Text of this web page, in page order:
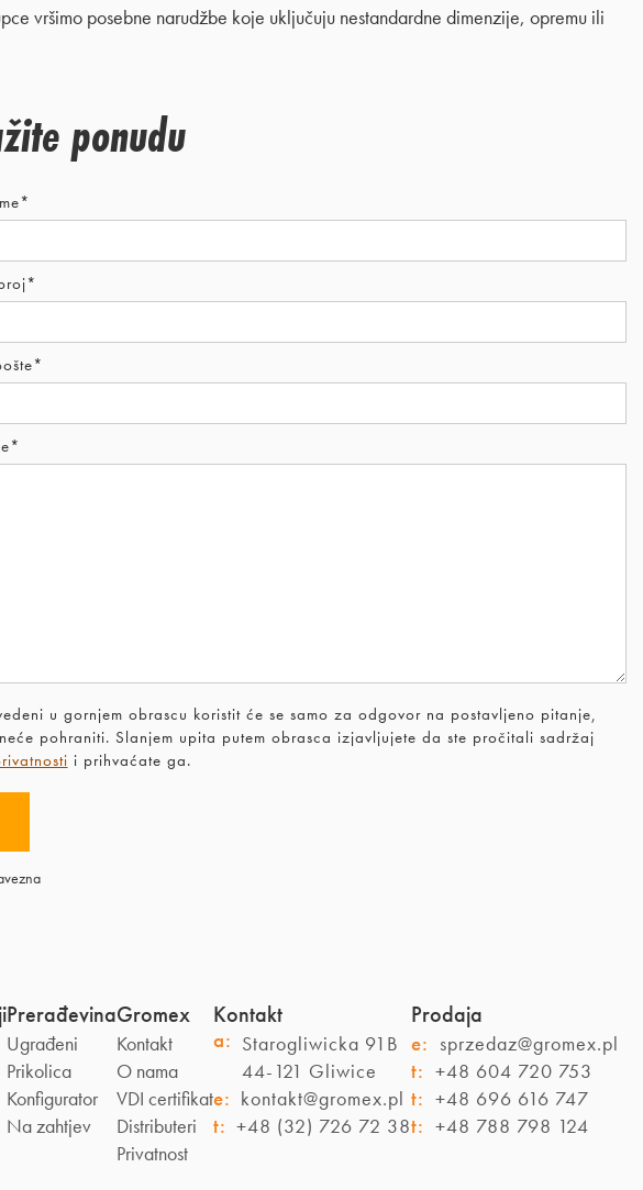
vršimo posebne narudžbe koje uključuju nestandardne dimenzije, opremu ili
ponudu
u gornjem obrascu koristit će se samo za odgovor na postavljeno pitanje,
pohraniti. Slanjem upita putem obrasca izjavljujete da ste pročitali sadržaj
i prihvaćate ga.
Prerađevina
Ugrađeni
Prikolica
Konfigurator
Na zahtjev
Gromex
Kontakt
O nama
VDI certifikat
Distributeri
Privatnost
Kontakt
a: Starogliwicka 91B
44-121 Gliwice
e: kontakt@gromex.pl
t: +48 (32) 726 72 38
Prodaja
e: sprzedaz@gromex.pl
t: +48 604 720 753
t: +48 696 616 747
t: +48 788 798 124